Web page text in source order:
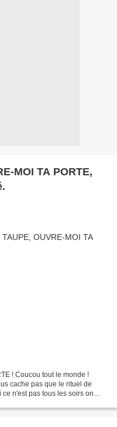
MOI TA PORTE,
cache pas que le rituel de
n'est pas tous les soirs on